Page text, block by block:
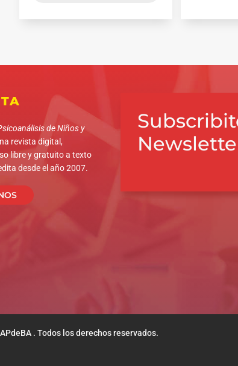
de Niños y
revista digital,
libre y gratuito a texto
desde el año 2007.
. Todos los derechos reservados.